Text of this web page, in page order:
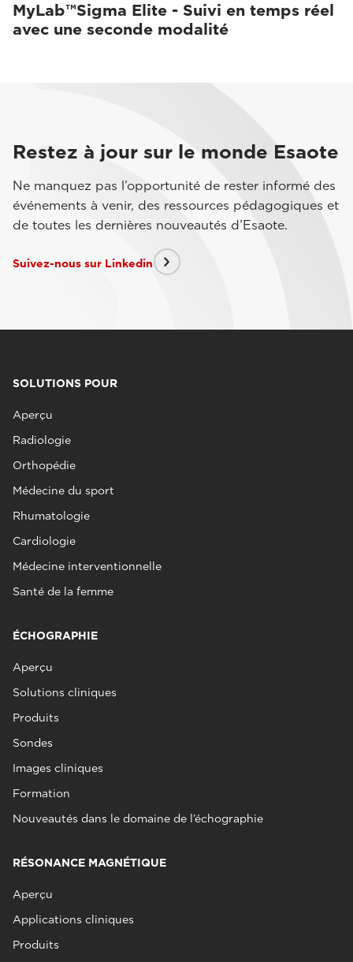
MyLab™Sigma Elite - Suivi en temps réel
avec une seconde modalité
Restez à jour sur le monde Esaote
Ne manquez pas l’opportunité de rester informé des
événements à venir, des ressources pédagogiques et
de toutes les dernières nouveautés d’Esaote.
Suivez-nous sur Linkedin
SOLUTIONS POUR
Aperçu
Radiologie
Orthopédie
Médecine du sport
Rhumatologie
Cardiologie
Médecine interventionnelle
Santé de la femme
ÉCHOGRAPHIE
Aperçu
Solutions cliniques
Produits
Sondes
Images cliniques
Formation
Nouveautés dans le domaine de l’échographie
RÉSONANCE MAGNÉTIQUE
Aperçu
Applications cliniques
Produits